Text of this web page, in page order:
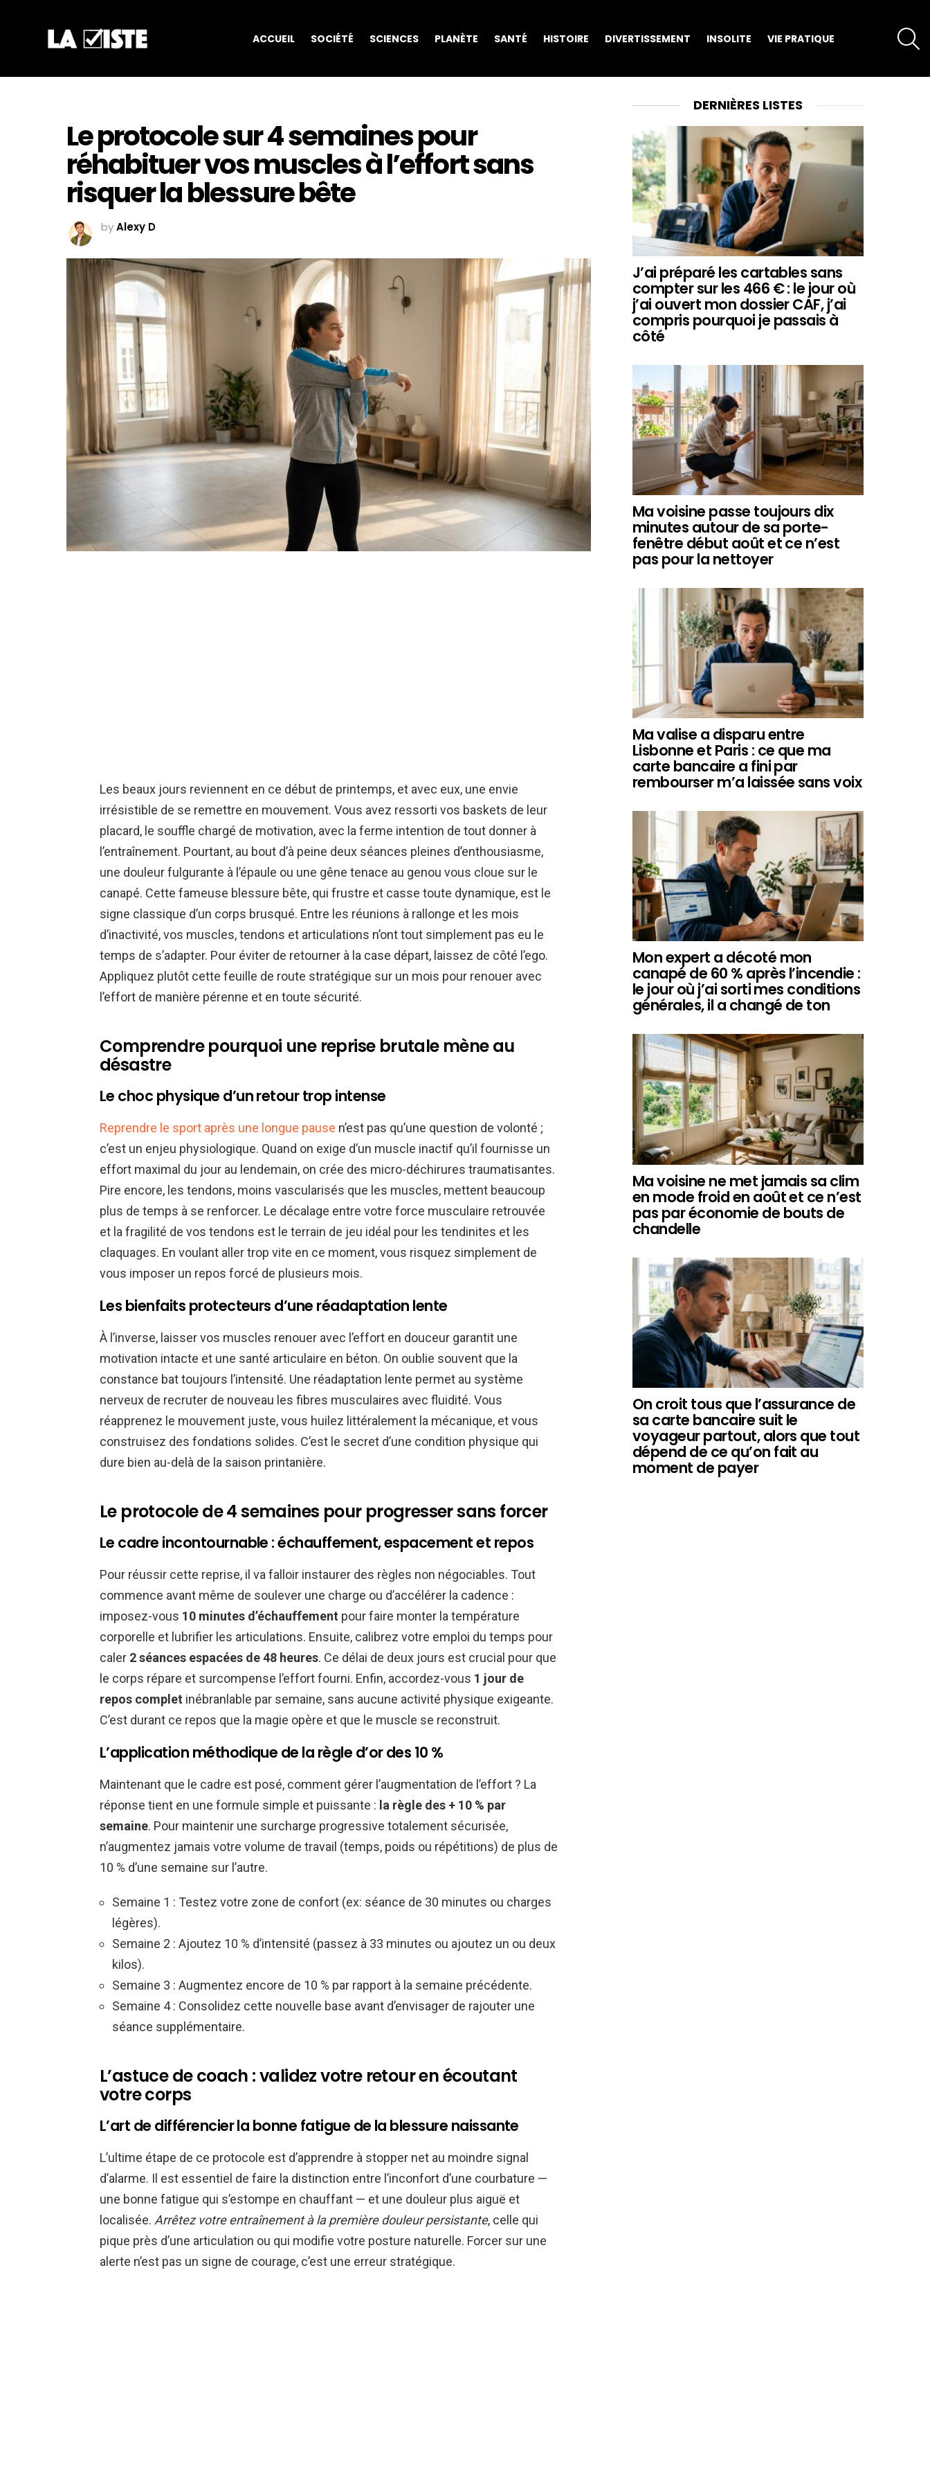
ACCUEIL SOCIÉTÉ SCIENCES PLANÈTE SANTÉ HISTOIRE DIVERTISSEMENT INSOLITE VIE PRATIQUE
Le protocole sur 4 semaines pour
réhabituer vos muscles à l’effort sans
risquer la blessure bête
byAlexy D
Les beaux jours reviennent en ce début de printemps, et avec eux, une envie
irrésistible de se remettre en mouvement. Vous avez ressorti vos baskets de leur
placard, le souffle chargé de motivation, avec la ferme intention de tout donner à
l’entraînement. Pourtant, au bout d’à peine deux séances pleines d’enthousiasme,
une douleur fulgurante à l’épaule ou une gêne tenace au genou vous cloue sur le
canapé. Cette fameuse blessure bête, qui frustre et casse toute dynamique, est le
signe classique d’un corps brusqué. Entre les réunions à rallonge et les mois
d’inactivité, vos muscles, tendons et articulations n’ont tout simplement pas eu le
temps de s’adapter. Pour éviter de retourner à la case départ, laissez de côté l’ego.
Appliquez plutôt cette feuille de route stratégique sur un mois pour renouer avec
l’effort de manière pérenne et en toute sécurité.
Comprendre pourquoi une reprise brutale mène au
désastre
Le choc physique d’un retour trop intense
Reprendre le sport après une longue pause n’est pas qu’une question de volonté ;
c’est un enjeu physiologique. Quand on exige d’un muscle inactif qu’il fournisse un
effort maximal du jour au lendemain, on crée des micro-déchirures traumatisantes.
Pire encore, les tendons, moins vascularisés que les muscles, mettent beaucoup
plus de temps à se renforcer. Le décalage entre votre force musculaire retrouvée
et la fragilité de vos tendons est le terrain de jeu idéal pour les tendinites et les
claquages. En voulant aller trop vite en ce moment, vous risquez simplement de
vous imposer un repos forcé de plusieurs mois.
Les bienfaits protecteurs d’une réadaptation lente
À l’inverse, laisser vos muscles renouer avec l’effort en douceur garantit une
motivation intacte et une santé articulaire en béton. On oublie souvent que la
constance bat toujours l’intensité. Une réadaptation lente permet au système
nerveux de recruter de nouveau les fibres musculaires avec fluidité. Vous
réapprenez le mouvement juste, vous huilez littéralement la mécanique, et vous
construisez des fondations solides. C’est le secret d’une condition physique qui
dure bien au-delà de la saison printanière.
Le protocole de 4 semaines pour progresser sans forcer
Le cadre incontournable : échauffement, espacement et repos
Pour réussir cette reprise, il va falloir instaurer des règles non négociables. Tout
commence avant même de soulever une charge ou d’accélérer la cadence :
imposez-vous 10 minutes d’échauffement pour faire monter la température
corporelle et lubrifier les articulations. Ensuite, calibrez votre emploi du temps pour
caler 2 séances espacées de 48 heures. Ce délai de deux jours est crucial pour que
le corps répare et surcompense l’effort fourni. Enfin, accordez-vous 1 jour de
repos complet inébranlable par semaine, sans aucune activité physique exigeante.
C’est durant ce repos que la magie opère et que le muscle se reconstruit.
L’application méthodique de la règle d’or des 10 %
Maintenant que le cadre est posé, comment gérer l’augmentation de l’effort ? La
réponse tient en une formule simple et puissante : la règle des + 10 % par
semaine. Pour maintenir une surcharge progressive totalement sécurisée,
n’augmentez jamais votre volume de travail (temps, poids ou répétitions) de plus de
10 % d’une semaine sur l’autre.
Semaine 1 : Testez votre zone de confort (ex: séance de 30 minutes ou charges
légères).
Semaine 2 : Ajoutez 10 % d’intensité (passez à 33 minutes ou ajoutez un ou deux
kilos).
Semaine 3 : Augmentez encore de 10 % par rapport à la semaine précédente.
Semaine 4 : Consolidez cette nouvelle base avant d’envisager de rajouter une
séance supplémentaire.
L’astuce de coach : validez votre retour en écoutant
votre corps
L’art de différencier la bonne fatigue de la blessure naissante
L’ultime étape de ce protocole est d’apprendre à stopper net au moindre signal
d’alarme. Il est essentiel de faire la distinction entre l’inconfort d’une courbature —
une bonne fatigue qui s’estompe en chauffant — et une douleur plus aiguë et
localisée. Arrêtez votre entraînement à la première douleur persistante, celle qui
pique près d’une articulation ou qui modifie votre posture naturelle. Forcer sur une
alerte n’est pas un signe de courage, c’est une erreur stratégique.
DERNIÈRES LISTES
J’ai préparé les cartables sans
compter sur les 466 € : le jour où
j’ai ouvert mon dossier CAF, j’ai
compris pourquoi je passais à
côté
Ma voisine passe toujours dix
minutes autour de sa porte-
fenêtre début août et ce n’est
pas pour la nettoyer
Ma valise a disparu entre
Lisbonne et Paris : ce que ma
carte bancaire a fini par
rembourser m’a laissée sans voix
Mon expert a décoté mon
canapé de 60 % après l’incendie :
le jour où j’ai sorti mes conditions
générales, il a changé de ton
Ma voisine ne met jamais sa clim
en mode froid en août et ce n’est
pas par économie de bouts de
chandelle
On croit tous que l’assurance de
sa carte bancaire suit le
voyageur partout, alors que tout
dépend de ce qu’on fait au
moment de payer